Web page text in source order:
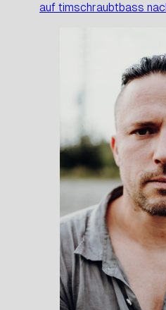
auf timschraubtbass